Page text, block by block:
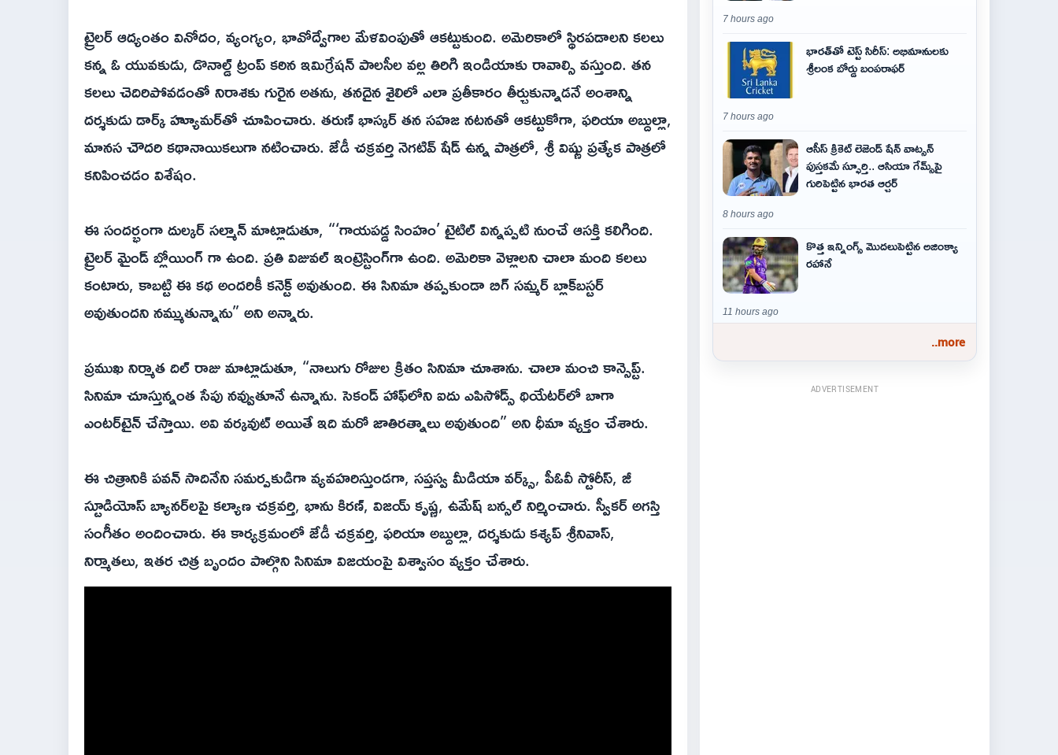
ట్రైలర్ ఆద్యంతం వినోదం, వ్యంగ్యం, భావోద్వేగాల మేళవింపుతో ఆకట్టుకుంది. అమెరికాలో స్థిరపడాలని కలలు
కన్న ఓ యువకుడు, డొనాల్డ్ ట్రంప్ కఠిన ఇమిగ్రేషన్ పాలసీల వల్ల తిరిగి ఇండియాకు రావాల్సి వస్తుంది. తన
కలలు చెదిరిపోవడంతో నిరాశకు గురైన అతను, తనదైన శైలిలో ఎలా ప్రతీకారం తీర్చుకున్నాడనే అంశాన్ని
దర్శకుడు డార్క్ హ్యూమర్‌తో చూపించారు. తరుణ్ భాస్కర్ తన సహజ నటనతో ఆకట్టుకోగా, ఫరియా అబ్దుల్లా,
మానస చౌదరి కథానాయికలుగా నటించారు. జేడీ చక్రవర్తి నెగటివ్ షేడ్ ఉన్న పాత్రలో, శ్రీ విష్ణు ప్రత్యేక పాత్రలో
కనిపించడం విశేషం.
ఈ సందర్భంగా దుల్కర్ సల్మాన్ మాట్లాడుతూ, “‘గాయపడ్డ సింహం’ టైటిల్ విన్నప్పటి నుంచే ఆసక్తి కలిగింది.
ట్రైలర్ మైండ్ బ్లోయింగ్ గా ఉంది. ప్రతి విజువల్ ఇంట్రెస్టింగ్‌గా ఉంది. అమెరికా వెళ్లాలని చాలా మంది కలలు
కంటారు, కాబట్టి ఈ కథ అందరికీ కనెక్ట్ అవుతుంది. ఈ సినిమా తప్పకుండా బిగ్ సమ్మర్ బ్లాక్‌బస్టర్
అవుతుందని నమ్ముతున్నాను” అని అన్నారు.
ప్రముఖ నిర్మాత దిల్ రాజు మాట్లాడుతూ, “నాలుగు రోజుల క్రితం సినిమా చూశాను. చాలా మంచి కాన్సెప్ట్.
సినిమా చూస్తున్నంత సేపు నవ్వుతూనే ఉన్నాను. సెకండ్ హాఫ్‌లోని ఐదు ఎపిసోడ్స్ థియేటర్‌లో బాగా
ఎంటర్‌టైన్ చేస్తాయి. అవి వర్కవుట్ అయితే ఇది మరో జాతిరత్నాలు అవుతుంది” అని ధీమా వ్యక్తం చేశారు.
ఈ చిత్రానికి పవన్ సాదినేని సమర్పకుడిగా వ్యవహరిస్తుండగా, సప్తస్వ మీడియా వర్క్స్, పీఓవీ స్టోరీస్, జీ
స్టూడియోస్ బ్యానర్‌లపై కల్యాణ చక్రవర్తి, భాను కిరణ్, విజయ్ కృష్ణ, ఉమేష్ బన్సల్ నిర్మించారు. స్వీకర్ అగస్తి
సంగీతం అందించారు. ఈ కార్యక్రమంలో జేడీ చక్రవర్తి, ఫరియా అబ్దుల్లా, దర్శకుడు కశ్యప్ శ్రీనివాస్,
నిర్మాతలు, ఇతర చిత్ర బృందం పాల్గొని సినిమా విజయంపై విశ్వాసం వ్యక్తం చేశారు.
7 hours ago
భారత్‌తో టెస్ట్ సిరీస్: అభిమానులకు
శ్రీలంక బోర్డు బంపరాఫర్
7 hours ago
ఆసీస్ క్రికెట్ లెజెండ్ షేన్ వాట్సన్
పుస్తకమే స్ఫూర్తి.. ఆసియా గేమ్స్‌పై
గురిపెట్టిన భారత ఆర్చర్
8 hours ago
కొత్త ఇన్నింగ్స్ మొదలుపెట్టిన అజింక్యా
రహానే
11 hours ago
..more
ADVERTISEMENT